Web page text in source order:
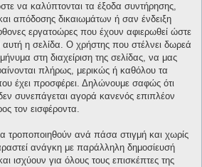
να καλύπτονται τα έξοδα συντήρησης,
απόδοσης δικαιωμάτων ή σαν ένδειξη
εργατοώρες που έχουν αφιερωθεί ώστε
αυτή η σελίδα. Ο χρήστης που στέλνει δωρεά
στη διαχείριση της σελίδας, να μας
πλήρως, μερικώς ή καθόλου τα
έχει προσφέρει. Δηλώνουμε σαφώς ότι
συνεπάγεται αγορά κανενός επιπλέον
τον εισφέροντα.
τροποποιηθούν ανά πάσα στιγμή και χωρίς
ανάγκη με παράλληλη δημοσίευσή
ισχύουν για όλους τους επισκέπτες της